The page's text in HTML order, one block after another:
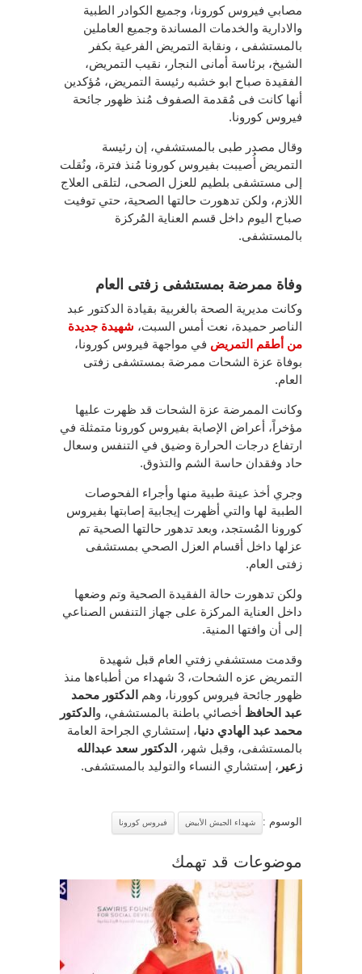
مصابي فيروس كورونا، وجميع الكوادر الطبية
والادارية والخدمات المساندة وجميع العاملين
بالمستشفى ، ونقابة التمريض الفرعية بكفر
الشيخ، برئاسة أمانى النجار، نقيب التمريض،
الفقيدة صباح ابو خشبه رئيسة التمريض، مُؤكدين
أنها كانت فى مُقدمة الصفوف مُنذ ظهور جائحة
فيروس كورونا.
وقال مصدر طبى بالمستشفي، إن رئيسة
التمريض أُصيبت بفيروس كورونا مُنذ فترة، ونُقلت
إلى مستشفى بلطيم للعزل الصحى، لتلقى العلاج
اللازم، ولكن تدهورت حالتها الصحية، حتي توفيت
صباح اليوم داخل قسم العناية المُركزة
بالمستشفى.
وفاة ممرضة بمستشفى زفتى العام
وكانت مديرية الصحة بالغربية بقيادة الدكتور عبد
الناصر حميدة، نعت أمس السبت، شهيدة جديدة
من أطقم التمريض في مواجهة فيروس كورونا،
بوفاة عزة الشحات ممرضة بمستشفى زفتى
العام.
وكانت الممرضة عزة الشحات قد ظهرت عليها
مؤخراً، أعراض الإصابة بفيروس كورونا متمثلة في
ارتفاع درجات الحرارة وضيق في التنفس وسعال
حاد وفقدان حاسة الشم والتذوق.
وجري أخذ عينة طبية منها وأجراء الفحوصات
الطبية لها والتي أظهرت إيجابية إصابتها بفيروس
كورونا المُستجد، وبعد تدهور حالتها الصحية تم
عزلها داخل أقسام العزل الصحي بمستشفى
زفتى العام.
ولكن تدهورت حالة الفقيدة الصحية وتم وضعها
داخل العناية المركزة على جهاز التنفس الصناعي
إلى أن وافتها المنية.
وقدمت مستشفي زفتي العام قبل شهيدة
التمريض عزه الشحات، 3 شهداء من أطباءها منذ
ظهور جائحة فيروس كوورنا، وهم
الدكتور محمد
عبد الحافظ أخصائي باطنة بالمستشفي، و الدكتور
محمد عبد الهادي دنيا، إستشاري الجراحة العامة
بالمستشفى، وقبل شهر، الدكتور سعد عبدالله
زعير ، إستشاري النساء والتوليد بالمستشفى.
الوسوم : شهداء الجيش الأبيض فيروس كورونا
موضوعات قد تهمك